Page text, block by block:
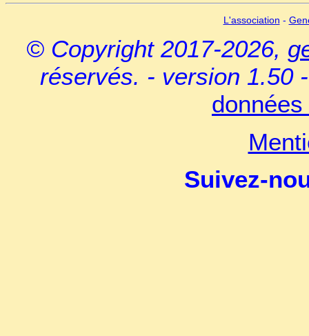
L'association -
© Copyright 2017-2026,
réservés. - version 1.50
Suivez-